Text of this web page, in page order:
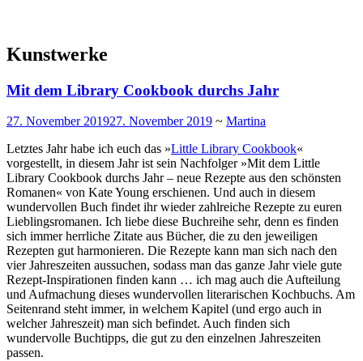
Kunstwerke
Mit dem Library Cookbook durchs Jahr
27. November 201927. November 2019 ~ Martina
Letztes Jahr habe ich euch das »Little Library Cookbook«
vorgestellt, in diesem Jahr ist sein Nachfolger »Mit dem Little
Library Cookbook durchs Jahr – neue Rezepte aus den schönsten
Romanen« von Kate Young erschienen. Und auch in diesem
wundervollen Buch findet ihr wieder zahlreiche Rezepte zu euren
Lieblingsromanen. Ich liebe diese Buchreihe sehr, denn es finden
sich immer herrliche Zitate aus Bücher, die zu den jeweiligen
Rezepten gut harmonieren. Die Rezepte kann man sich nach den
vier Jahreszeiten aussuchen, sodass man das ganze Jahr viele gute
Rezept-Inspirationen finden kann … ich mag auch die Aufteilung
und Aufmachung dieses wundervollen literarischen Kochbuchs. Am
Seitenrand steht immer, in welchem Kapitel (und ergo auch in
welcher Jahreszeit) man sich befindet. Auch finden sich
wundervolle Buchtipps, die gut zu den einzelnen Jahreszeiten
passen.